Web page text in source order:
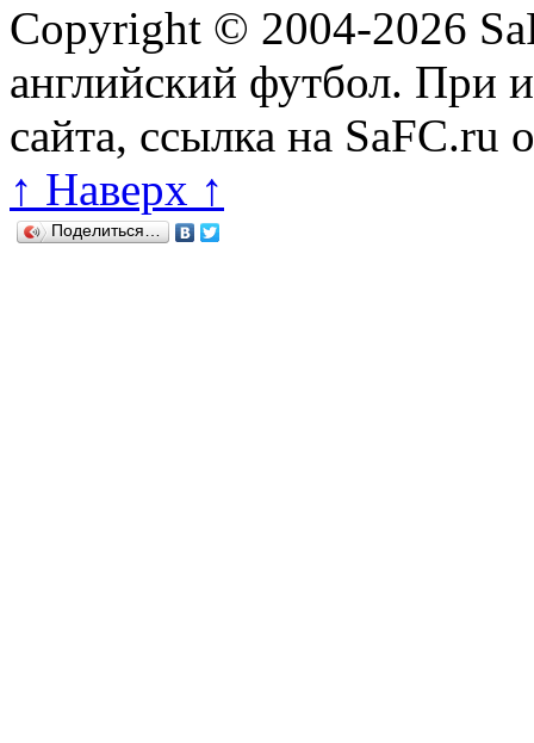
Copyright © 2004-2026
английский футбол. При
сайта, ссылка на SaFC.ru
↑ Наверх ↑
Поделиться…